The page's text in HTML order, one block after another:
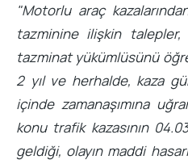
"Motorlu araç
tazminine ilişkin
tazminat yükümlüsünü
2 yıl ve herhalde, kaza
içinde zamanaşımına
konu trafik kazasının
geldiği, olayın maddi